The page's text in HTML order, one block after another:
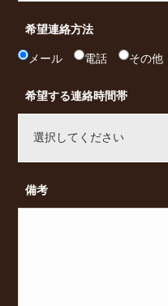
希望連絡方法
メール 電話 その他
希望する連絡時間帯
備考